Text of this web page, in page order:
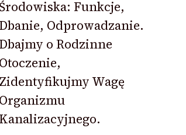
Funkcje,
Dbanie, Odprowadzanie.
Dbajmy o Rodzinne
Otoczenie,
Zidentyfikujmy Wagę
Organizmu
Kanalizacyjnego.